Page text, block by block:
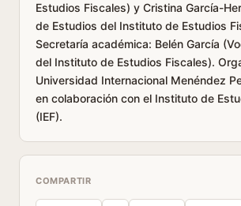
Estudios Fiscales) y Cristina García-
de Estudios del Instituto de Estudios
Secretaría académica: Belén García
del Instituto de Estudios Fiscales).
Universidad Internacional Menéndez
en colaboración con el Instituto de
(IEF).
COMPARTIR